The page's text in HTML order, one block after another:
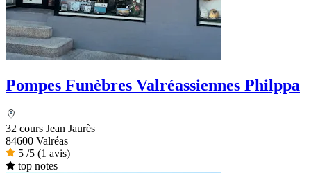
Pompes Funèbres Valréassiennes Philppa
32 cours Jean Jaurès
84600 Valréas
5 /5 (1 avis)
top notes